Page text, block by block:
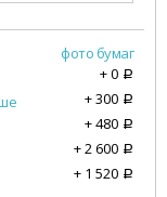
фото бумаг
+0 a
+300 a
+480 a
+2 600 a
+ 1 520 a